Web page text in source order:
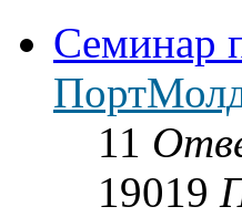
Семинар
11
19019